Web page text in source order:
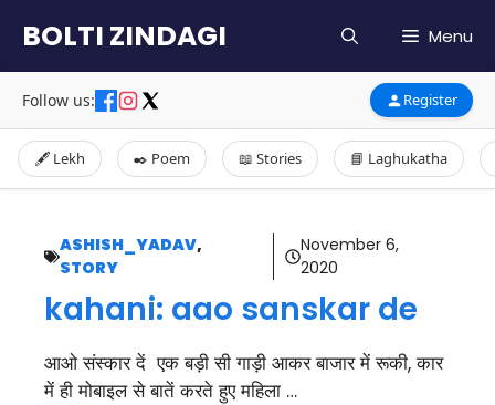
content
BOLTI ZINDAGI Menu
Follow us: Register
🖋️ Lekh ✒️ Poem 📖 Stories 📘 Laghukatha
ASHISH_YADAV,
STORY
November 6,
2020
kahani: aao sanskar de
आओ संस्कार दें एक बड़ी सी गाड़ी आकर बाजार में रूकी, कार
में ही मोबाइल से बातें करते हुए महिला …